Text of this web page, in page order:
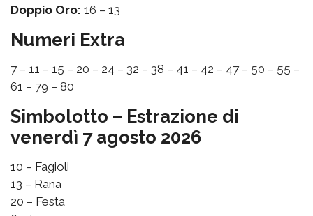
Doppio Oro: 16 – 13
Numeri Extra
7 – 11 – 15 – 20 – 24 – 32 – 38 – 41 – 42 – 47 – 50 – 55 –
61 – 79 – 80
Simbolotto – Estrazione di
venerdì 7 agosto 2026
10 – Fagioli
13 – Rana
20 – Festa